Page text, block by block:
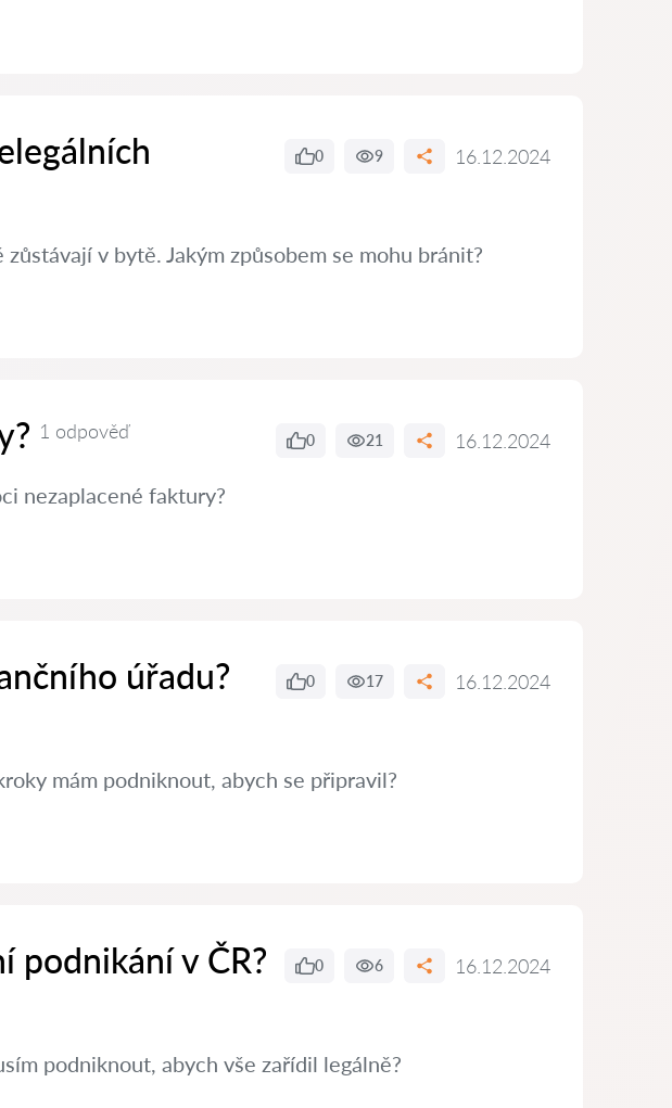
0 9 16.12.2024
v bytě. Jakým způsobem se mohu bránit?
1 odpověď 0 21 16.12.2024
nezaplacené faktury?
úřadu? 0 17 16.12.2024
mám podniknout, abych se připravil?
podnikání v ČR? 0 6 16.12.2024
podniknout, abych vše zařídil legálně?